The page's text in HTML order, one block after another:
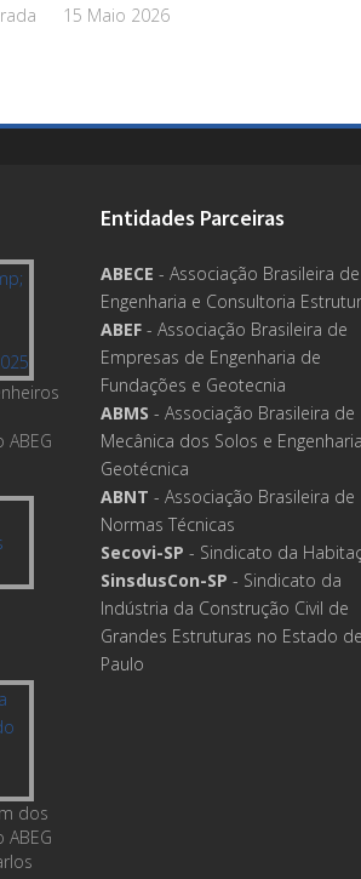
15 Maio 2026
dos
Entidades Parceiras
ABECE - Associação Brasileira de
Engenharia e Consultoria
ABEF - Associação Brasileira de
Empresas de Engenharia de
Fundações e Geotecnia
ABMS - Associação Brasileira de
Mecânica dos Solos e Engenharia
Geotécnica
ABNT - Associação Brasileira de
Normas Técnicas
Secovi-SP - Sindicato da
SinsdusCon-SP - Sindicato da
Indústria da Construção Civil de
Grandes Estruturas no Estado
Paulo